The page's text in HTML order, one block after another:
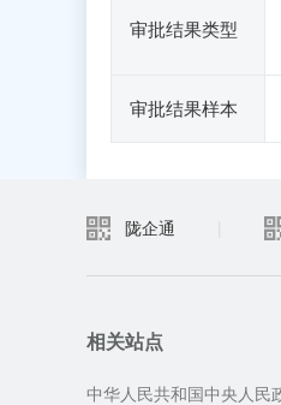
审批结果类型
审批结果样本
陇企通
相关站点
中华人民共和国中央人民